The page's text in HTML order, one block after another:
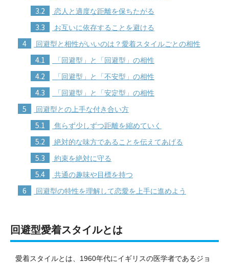
3.2 恋人と適度な距離を保ちたがる
3.3 お互いに依存することを避ける
4 回避型と相性がいいのは？愛着スタイルごとの相性
4.1 「回避型」と「回避型」の相性
4.2 「回避型」と「不安型」の相性
4.3 「回避型」と「安定型」の相性
5 回避型との上手な付き合い方
5.1 焦らず少しずつ距離を縮めていく
5.2 絶対的な味方であることを伝えてあげる
5.3 約束を絶対に守る
5.4 共通の趣味や目標を持つ
6 回避型の特性を理解して恋愛を上手に進めよう
回避型愛着スタイルとは
愛着スタイルとは、1960年代にイギリスの医学者であるジョ